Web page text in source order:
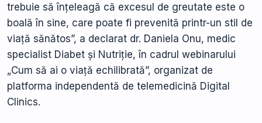
trebuie să înțeleagă că excesul de greutate este o
boală în sine, care poate fi prevenită printr-un stil de
viață sănătos”, a declarat dr. Daniela Onu, medic
specialist Diabet și Nutriție, în cadrul webinarului
„Cum să ai o viață echilibrată”, organizat de
platforma independentă de telemedicină Digital
Clinics.